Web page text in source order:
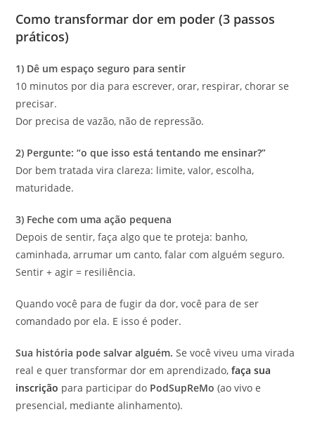
Como transformar dor em poder (3 passos
práticos)
1) Dê um espaço seguro para sentir
10 minutos por dia para escrever, orar, respirar, chorar se
precisar.
Dor precisa de vazão, não de repressão.
2) Pergunte: “o que isso está tentando me ensinar?”
Dor bem tratada vira clareza: limite, valor, escolha,
maturidade.
3) Feche com uma ação pequena
Depois de sentir, faça algo que te proteja: banho,
caminhada, arrumar um canto, falar com alguém seguro.
Sentir + agir = resiliência.
Quando você para de fugir da dor, você para de ser
comandado por ela. E isso é poder.
Sua história pode salvar alguém. Se você viveu uma virada
real e quer transformar dor em aprendizado,faça sua
inscrição para participar do PodSupReMo (ao vivo e
presencial, mediante alinhamento).